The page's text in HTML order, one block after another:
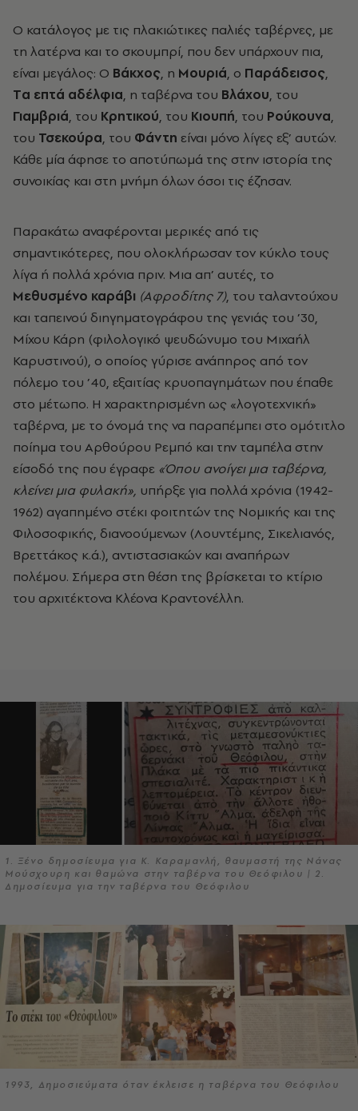
Ο κατάλογος με τις πλακιώτικες παλιές ταβέρνες, με
τη λατέρνα και το σκουμπρί, που δεν υπάρχουν πια,
είναι μεγάλος: Ο Βάκχος, η Μουριά, ο Παράδεισος,
Tα επτά αδέλφια, η ταβέρνα του Βλάχου, του
Γιαμβριά, του Κρητικού, του Κιουπή, του Ρούκουνα,
του Τσεκούρα, του Φάντη είναι μόνο λίγες εξ’ αυτών.
Κάθε μία άφησε το αποτύπωμά της στην ιστορία της
συνοικίας και στη μνήμη όλων όσοι τις έζησαν.
Παρακάτω αναφέρονται μερικές από τις
σημαντικότερες, που ολοκλήρωσαν τον κύκλο τους
λίγα ή πολλά χρόνια πριν. Μια απ’ αυτές, το
Μεθυσμένο καράβι (Αφροδίτης 7), του ταλαντούχου
και ταπεινού διηγηματογράφου της γενιάς του ’30,
Μίχου Κάρη (φιλολογικό ψευδώνυμο του Μιχαήλ
Καρυστινού), ο οποίος γύρισε ανάπηρος από τον
πόλεμο του ’40, εξαιτίας κρυοπαγημάτων που έπαθε
στο μέτωπο. Η χαρακτηρισμένη ως «λογοτεχνική»
ταβέρνα, με το όνομά της να παραπέμπει στο ομότιτλο
ποίημα του Αρθούρου Ρεμπό και την ταμπέλα στην
είσοδό της που έγραφε «Όπου ανοίγει μια ταβέρνα,
κλείνει μια φυλακή», υπήρξε για πολλά χρόνια (1942-
1962) αγαπημένο στέκι φοιτητών της Νομικής και της
Φιλοσοφικής, διανοούμενων (Λουντέμης, Σικελιανός,
Βρεττάκος κ.ά.), αντιστασιακών και αναπήρων
πολέμου. Σήμερα στη θέση της βρίσκεται το κτίριο
του αρχιτέκτονα Κλέονα Κραντονέλλη.
1. Ξένο δημοσίευμα για Κ. Καραμανλή, θαυμαστή της Νάνας
Μούσχουρη και θαμώνα στην ταβέρνα του Θεόφιλου | 2.
Δημοσίευμα για την ταβέρνα του Θεόφιλου
1993, Δημοσιεύματα όταν έκλεισε η ταβέρνα του Θεόφιλου